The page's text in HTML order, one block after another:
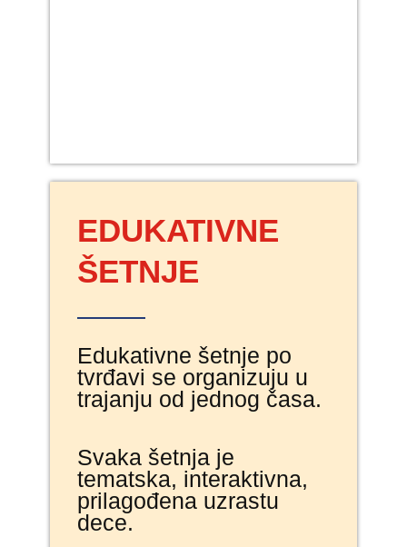
EDUKATIVNE
ŠETNJE
Edukativne šetnje po
tvrđavi se organizuju u
trajanju od jednog časa.
Svaka šetnja je
tematska, interaktivna,
prilagođena uzrastu
dece.